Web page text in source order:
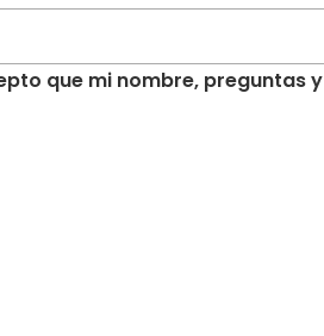
que mi nombre, preguntas y